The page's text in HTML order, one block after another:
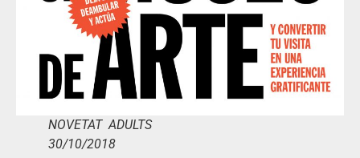
NOVETAT ADULTS
30/10/2018